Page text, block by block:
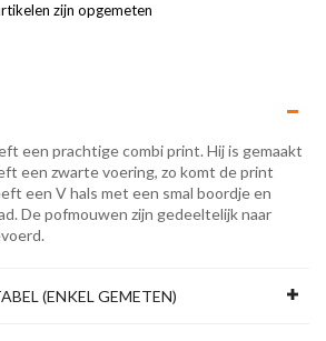
zijn opgemeten
een prachtige combi print. Hij is gemaakt
een zwarte voering, zo komt de print
een V hals met een smal boordje en
De pofmouwen zijn gedeeltelijk naar
(ENKEL GEMETEN)